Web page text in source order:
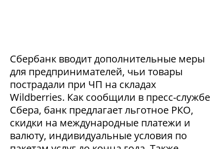
Сбербанк вводит дополнительные меры
для предпринимателей, чьи товары
пострадали при ЧП на складах
Wildberries. Как сообщили в пресс-службе
Сбера, банк предлагает льготное РКО,
скидки на международные платежи и
валюту, индивидуальные условия по